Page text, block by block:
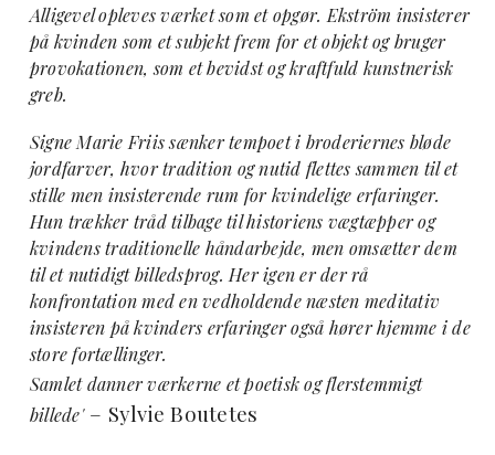
Alligevel opleves værket som et opgør. Ekström insisterer
på kvinden som et subjekt frem for et objekt og bruger
provokationen, som et bevidst og kraftfuld kunstnerisk
greb.
Signe Marie Friis sænker tempoet i broderiernes bløde
jordfarver, hvor tradition og nutid flettes sammen til et
stille men insisterende rum for kvindelige erfaringer.
Hun trækker tråd tilbage til historiens vægtæpper og
kvindens traditionelle håndarbejde, men omsætter dem
til et nutidigt billedsprog. Her igen er der rå
konfrontation med en vedholdende næsten meditativ
insisteren på kvinders erfaringer også hører hjemme i de
store fortællinger.
Samlet danner værkerne et poetisk og flerstemmigt
billede'– Sylvie Boutetes